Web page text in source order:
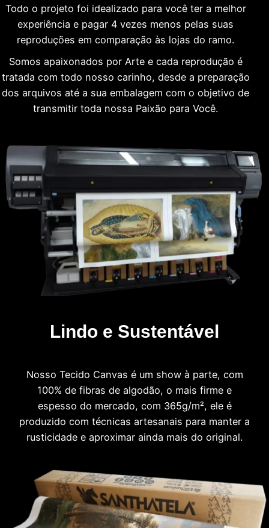
Todo o projeto foi idealizado para você ter a melhor
experiência e pagar 4 vezes menos pelas suas
reproduções em comparação às lojas do ramo.
Somos apaixonados por Arte e cada reprodução é
tratada com todo nosso carinho, desde a preparação
dos arquivos até a sua embalagem com o objetivo de
transmitir toda nossa Paixão para Você.
Lindo e Sustentável
Nosso Tecido Canvas é um show à parte, com
100% de fibras de algodão, o mais firme e
espesso do mercado, com 365g/m², ele é
produzido com técnicas artesanais para manter a
rusticidade e aproximar ainda mais do original.